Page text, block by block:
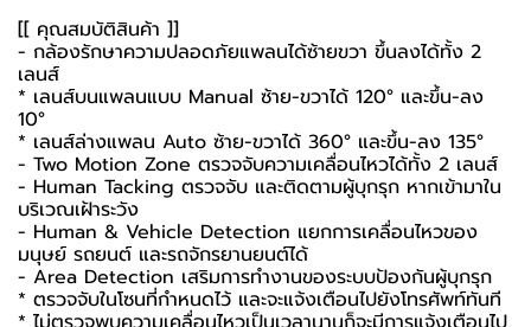
[[ คุณสมบัติสินค้า ]]
- กล้องรักษาความปลอดภัยแพลนได้ซ้ายขวา ขึ้นลงได้ทั้ง 2
เลนส์
* เลนส์บนแพลนแบบ Manual ซ้าย-ขวาได้ 120° และขึ้น-ลง
10°
* เลนส์ล่างแพลน Auto ซ้าย-ขวาได้ 360° และขึ้น-ลง 135°
- Two Motion Zone ตรวจจับความเคลื่อนไหวได้ทั้ง 2 เลนส์
- Human Tacking ตรวจจับ และติดตามผู้บุกรุก หากเข้ามาใน
บริเวณเฝ้าระวัง
- Human & Vehicle Detection แยกการเคลื่อนไหวของ
มนุษย์ รถยนต์ และรถจักรยานยนต์ได้
- Area Detection เสริมการทำงานของระบบป้องกันผู้บุกรุก
* ตรวจจับในโซนที่กำหนดไว้ และจะแจ้งเตือนไปยังโทรศัพท์ทันที